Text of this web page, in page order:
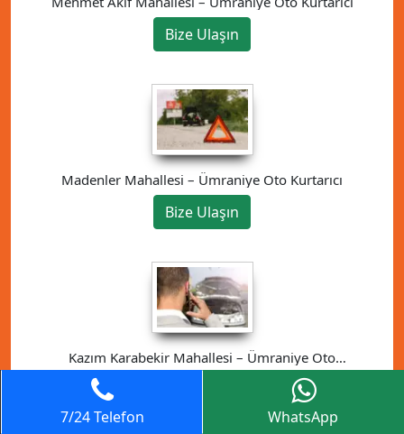
7/24 Telefon WhatsApp
Bize Ulaşın
Madenler Mahallesi – Ümraniye Oto Kurtarıcı
Bize Ulaşın
Kazım Karabekir Mahallesi – Ümraniye Oto
Kurtarıcı